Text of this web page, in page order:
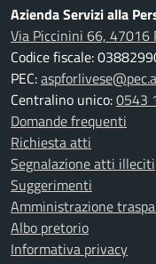
Azienda Servizi alla
Via Piccinini 66, 47016
Codice fiscale:
PEC:
Centralino unico:0543
Domande frequenti
Richiesta atti
Segnalazione atti illeciti
Suggerimenti
Amministrazione
Albo pretorio
Informativa privacy